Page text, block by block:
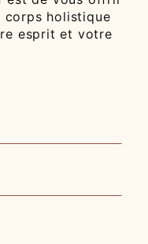
corps holistique
esprit et votre